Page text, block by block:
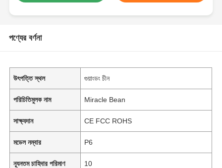
পণ্যের বর্ণনা
উৎপত্তি স্থল গুয়াংডং চীন
পরিচিতিমুলক নাম Miracle Bean
সাক্ষ্যদান CE FCC ROHS
মডেল নম্বার P6
ন্যূনতম চাহিদার পরিমাণ 10